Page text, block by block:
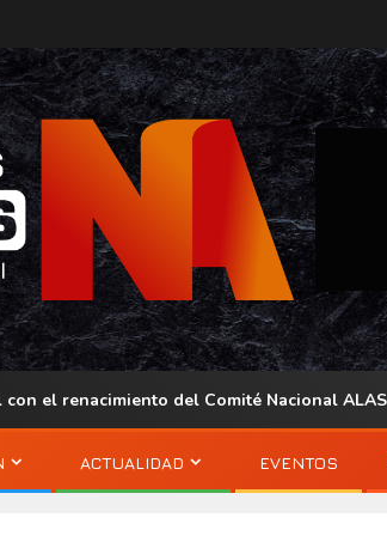
del Comité Nacional ALAS Venezuela
ACTUALIDAD EVENTOS